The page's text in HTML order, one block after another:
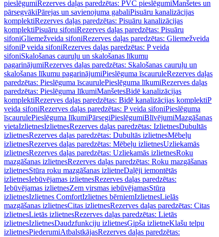
pieslēgumiRezerves daļas paredzētas: PVC pieslēgumiManšetes un
pārsegvākiPārejas un savienojuma gabaliPisuāru kanalizācijas
komplektiRezerves daļas paredzētas: Pisuāru kanalizācijas
komplektiPisuāru sifoniRezerves daļas paredzētas: Pisuāru
sifoniGliemežveida sifoniRezerves daļas paredzētas: Gliemežveida
sifoniP veida sifoniRezerves daļas paredzētas: P veida
sifoniSkalošanas cauruļu un skalošanas līkumu
pagarinājumiRezerves daļas paredzētas: Skalošanas cauruļu un
skalošanas līkumu pagarinājumiPieslēguma īscauruleRezerves daļas
paredzētas: Pieslēguma īscaurulePieslēguma līkumiRezerves daļas
paredzētas: Pieslēguma līkumiManšetesBidē kanalizācijas
komplektiRezerves daļas paredzētas: Bidē kanalizācijas komplektiP
veida sifoniRezerves daļas paredzētas: P veida sifoniPieslēguma
īscaurulePieslēguma līkumiPārsegiPieslēgumiBlīvējumiMazgāšanas
vietaIzlietnesIzlietnesRezerves daļas paredzētas: IzlietnesDubultās
izlietnesRezerves daļas paredzētas: Dubultās izlietnesMēbeļu
izlietnesRezerves daļas paredzētas: Mēbeļu izlietnesUzliekamās
izlietnesRezerves daļas paredzētas: Uzliekamās izlietnesRoku
mazgāšanas izlietnesRezerves daļas paredzētas: Roku mazgāšanas
izlietnesStūra roku mazgāšanas izlietneDaļēji iemontētās
izlietnesIebūvējamas izlietnesRezerves daļas paredzētas:
Iebūvējamas izlietnesZem virsmas iebūvējamasStūra
izlietnesIzlietnes ComfortIzlietnes bērniemIzlietnesLielās
mazgāšanas izlietnesCitas izlietnesRezerves daļas paredzētas: Citas
izlietnesLietās izlietnesRezerves daļas paredzētas: Lietās
izlietnesIzlietnesDaudzfunkciju izlietnesĢipša izlietneKlašu telpu
izlietnesPiederumiAtbalstkājasRezerves daļas paredzētas: